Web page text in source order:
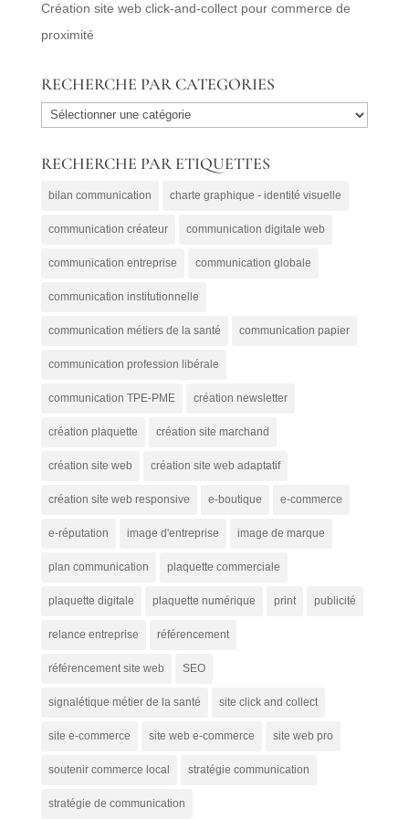
Création site web click-and-collect pour commerce de
proximité
RECHERCHE PAR CATEGORIES
RECHERCHE
CATEGORIES
RECHERCHE PAR ETIQUETTES
bilan communication charte graphique - identité visuelle
communication créateur communication digitale web
communication entreprise communication globale
communication institutionnelle
communication métiers de la santé communication papier
communication profession libérale
communication TPE-PME création newsletter
création plaquette création site marchand
création site web création site web adaptatif
création site web responsive e-boutique e-commerce
e-réputation image d'entreprise image de marque
plan communication plaquette commerciale
plaquette digitale plaquette numérique print publicité
relance entreprise référencement
référencement site web SEO
signalétique métier de la santé site click and collect
site e-commerce site web e-commerce site web pro
soutenir commerce local stratégie communication
stratégie de communication